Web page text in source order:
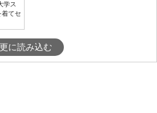
学ス
着てセ
更に読み込む